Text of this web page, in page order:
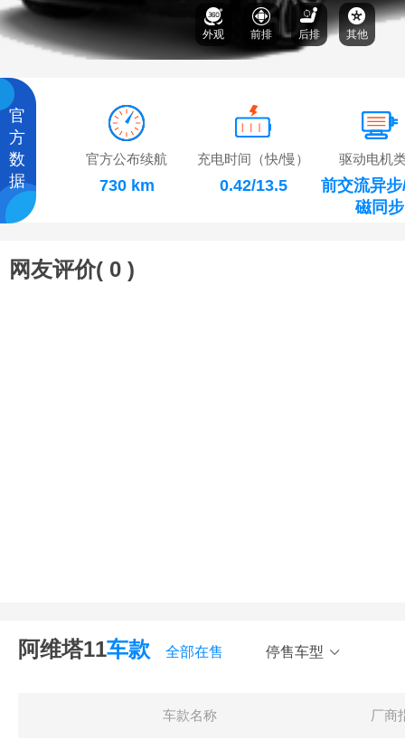
外观 前排 后排 其他
官
方
数
据
官方公布续航
730 km
充电时间（快/慢）
0.42/13.5
驱动电机
前交流异
磁同步
网友评价( 0 )
阿维塔11车款 全部在售 停售车型
车款名称 厂商